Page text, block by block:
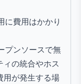
に費用はかかり
プンソースで無
の統合やホス
用が発生する場